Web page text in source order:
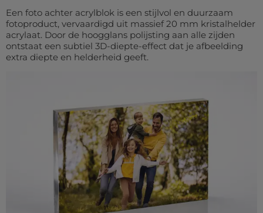
Een foto achter acrylblok is een stijlvol en duurzaam
fotoproduct, vervaardigd uit massief 20 mm kristalhelder
acrylaat. Door de hoogglans polijsting aan alle zijden
ontstaat een subtiel 3D-diepte-effect dat je afbeelding
extra diepte en helderheid geeft.